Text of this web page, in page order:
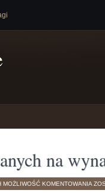
na
MOŻLIWOŚĆ KOMENTOWANIA